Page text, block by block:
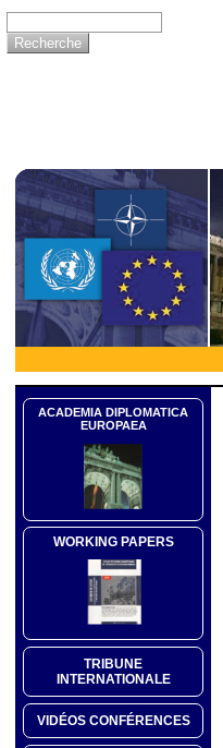
ACADEMIA DIPLOMATICA
EUROPAEA
WORKING PAPERS
TRIBUNE
INTERNATIONALE
VIDÉOS CONFÉRENCES